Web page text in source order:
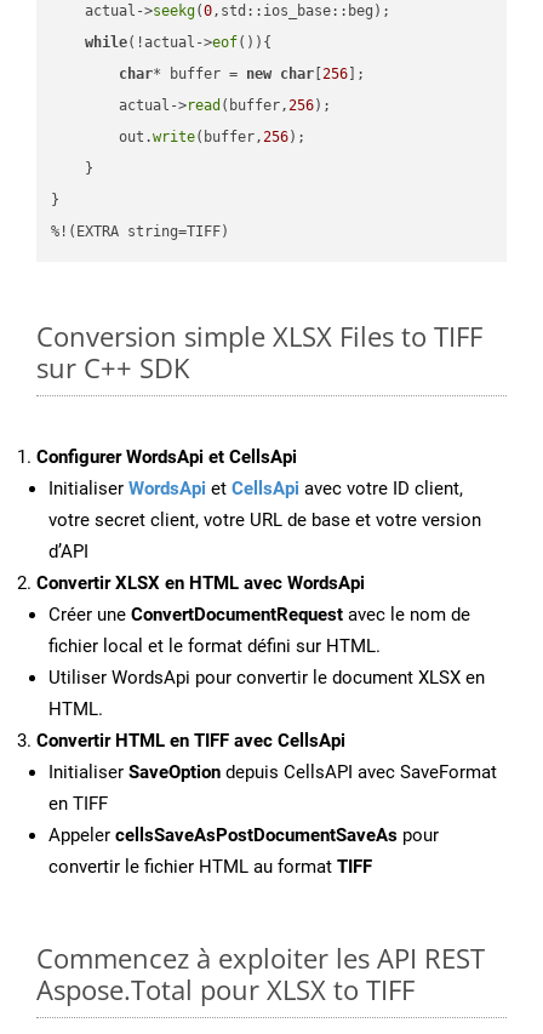
    actual->
seekg(0,std::ios_base::beg);
while(!actual->eof()){
char* buffer = new char [256 ];
        actual->
read (buffer,256);
        out.
write(buffer,256);
    }
}
%!(EXTRA string=TIFF)
Conversion simple XLSX Files to TIFF
sur C++ SDK
Configurer WordsApi et CellsApi
Initialiser WordsApi et CellsApi avec votre ID client,
votre secret client, votre URL de base et votre version
d’API
Convertir XLSX en HTML avec WordsApi
Créer une ConvertDocumentRequest avec le nom de
fichier local et le format défini sur HTML.
Utiliser WordsApi pour convertir le document XLSX en
HTML.
Convertir HTML en TIFF avec CellsApi
Initialiser SaveOption depuis CellsAPI avec SaveFormat
en TIFF
Appeler cellsSaveAsPostDocumentSaveAs pour
convertir le fichier HTML au format TIFF
Commencez à exploiter les API REST
Aspose.Total pour XLSX to TIFF